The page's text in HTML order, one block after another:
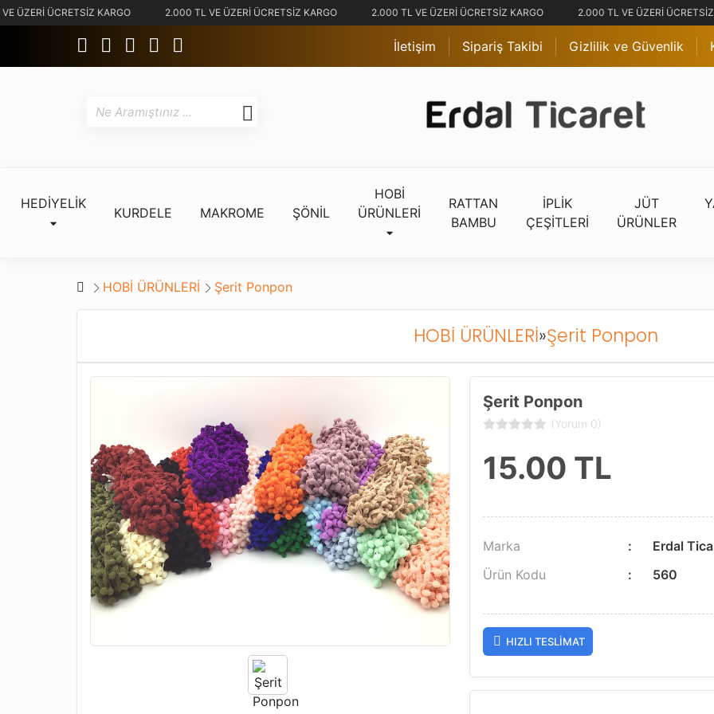
ÜZERİ ÜCRETSİZ KARGO 2.000 TL VE ÜZERİ ÜCRETSİZ KARGO 2.000 TL VE ÜZERİ ÜCRETSİZ KARGO 2.000 TL VE ÜZERİ ÜCRETSİZ
İletişim Sipariş Takibi Gizlilik ve Güvenlik
HEDİYELİK
KURDELE MAKROME ŞÖNİL
HOBİ
ÜRÜNLERİ
RATTAN
BAMBU
İPLİK
ÇEŞİTLERİ
JÜT
ÜRÜNLER
HOBİ ÜRÜNLERİ Şerit Ponpon
HOBİ ÜRÜNLERİ»Şerit Ponpon
Şerit Ponpon
(Yorum 0)
15.00 TL
Marka
Erdal
Ürün Kodu
560
HIZLI TESLIMAT